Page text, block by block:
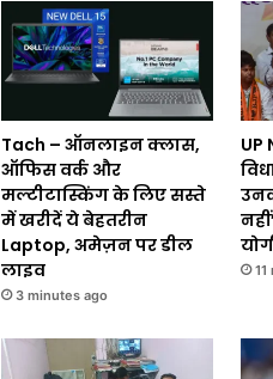
Tach – ऑनलाइन क्लास,
ऑफिस वर्क और
मल्टीटास्किंग के लिए सस्ते
में खरीदें ये बेहतरीन
Laptop, अमेज़न पर डील
लाइव
3 minutes ago
UP